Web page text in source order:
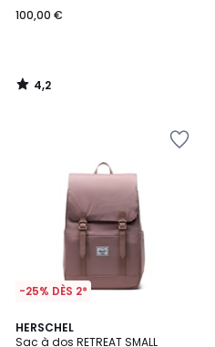
100,00 €
4,2
/
-25% DÈS 2*
HERSCHEL
Sac à dos RETREAT SMALL
4,5
/ 5
3